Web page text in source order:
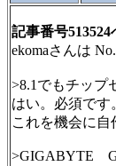
記事番号513524
ekomaさんは
>8.1でもチップ
はい。必須です
これを機会に自
>GIGABYTE